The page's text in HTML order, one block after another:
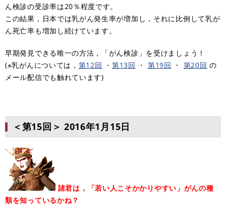
ん検診の受診率は20％程度です。
この結果，日本では乳がん発生率が増加し，それに比例して乳が
ん死亡率も増加し続けています。
早期発見できる唯一の方法，「がん検診」を受けましょう！
(※乳がんについては， 第12回 ・ 第13回 ・ 第19回 ・ 第20回 の
メール配信でも触れています)
＜第15回＞ 2016年1月15日
諸君は，「若い人こそかかりやすい」がんの種
類を知っているかね？